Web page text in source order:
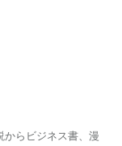
からビジネス書、漫